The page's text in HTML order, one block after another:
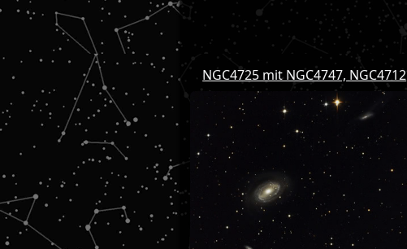
NGC4725 mit NGC4747, NGC4712